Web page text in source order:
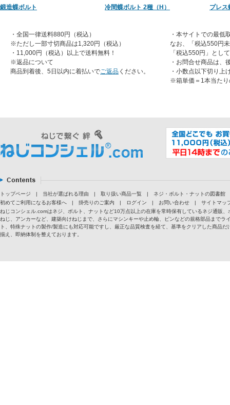
鍛造蝶ボルト 冷間蝶ボルト 2種（H） プレス
・全国一律送料880円（税込）
※ただし一部寸切商品は1,320円（税込）
・11,000円（税込）以上で送料無料！
※返品について
商品到着後、5日以内に着払いでご返品 ください。
・本サイトでの最低
なお、「税込550円
「税込550円」とし
・お問合せ商品は、
・小数点以下切り上
※箱単価＝1本当たり
トップページ | 当社が選ばれる理由 | 取り扱い商品一覧 |
ネジ・ボルト・ナットの図書館
初めてご利用になるお客様へ
| 掛売りのご案内 | ログイン | お問い合わせ |
サイトマッ
ねじコンシェル.comはネジ、ボルト、ナットなど10万点以上の在庫を常時保有しているネジ通販
ねじ、アンカーなど、建築向けねじまで、さらにマシンキーや止め輪、ピンなどの規格部品まで
ト、特殊ナットの製作/製造にも対応可能ですし、厳正な品質検査を経て、基準をクリアした商品
揃え、即納体制を整えております。